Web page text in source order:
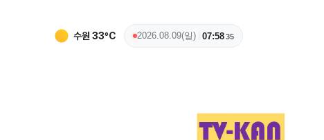
수원 33ºC 2026.08.09(일) 07:5836